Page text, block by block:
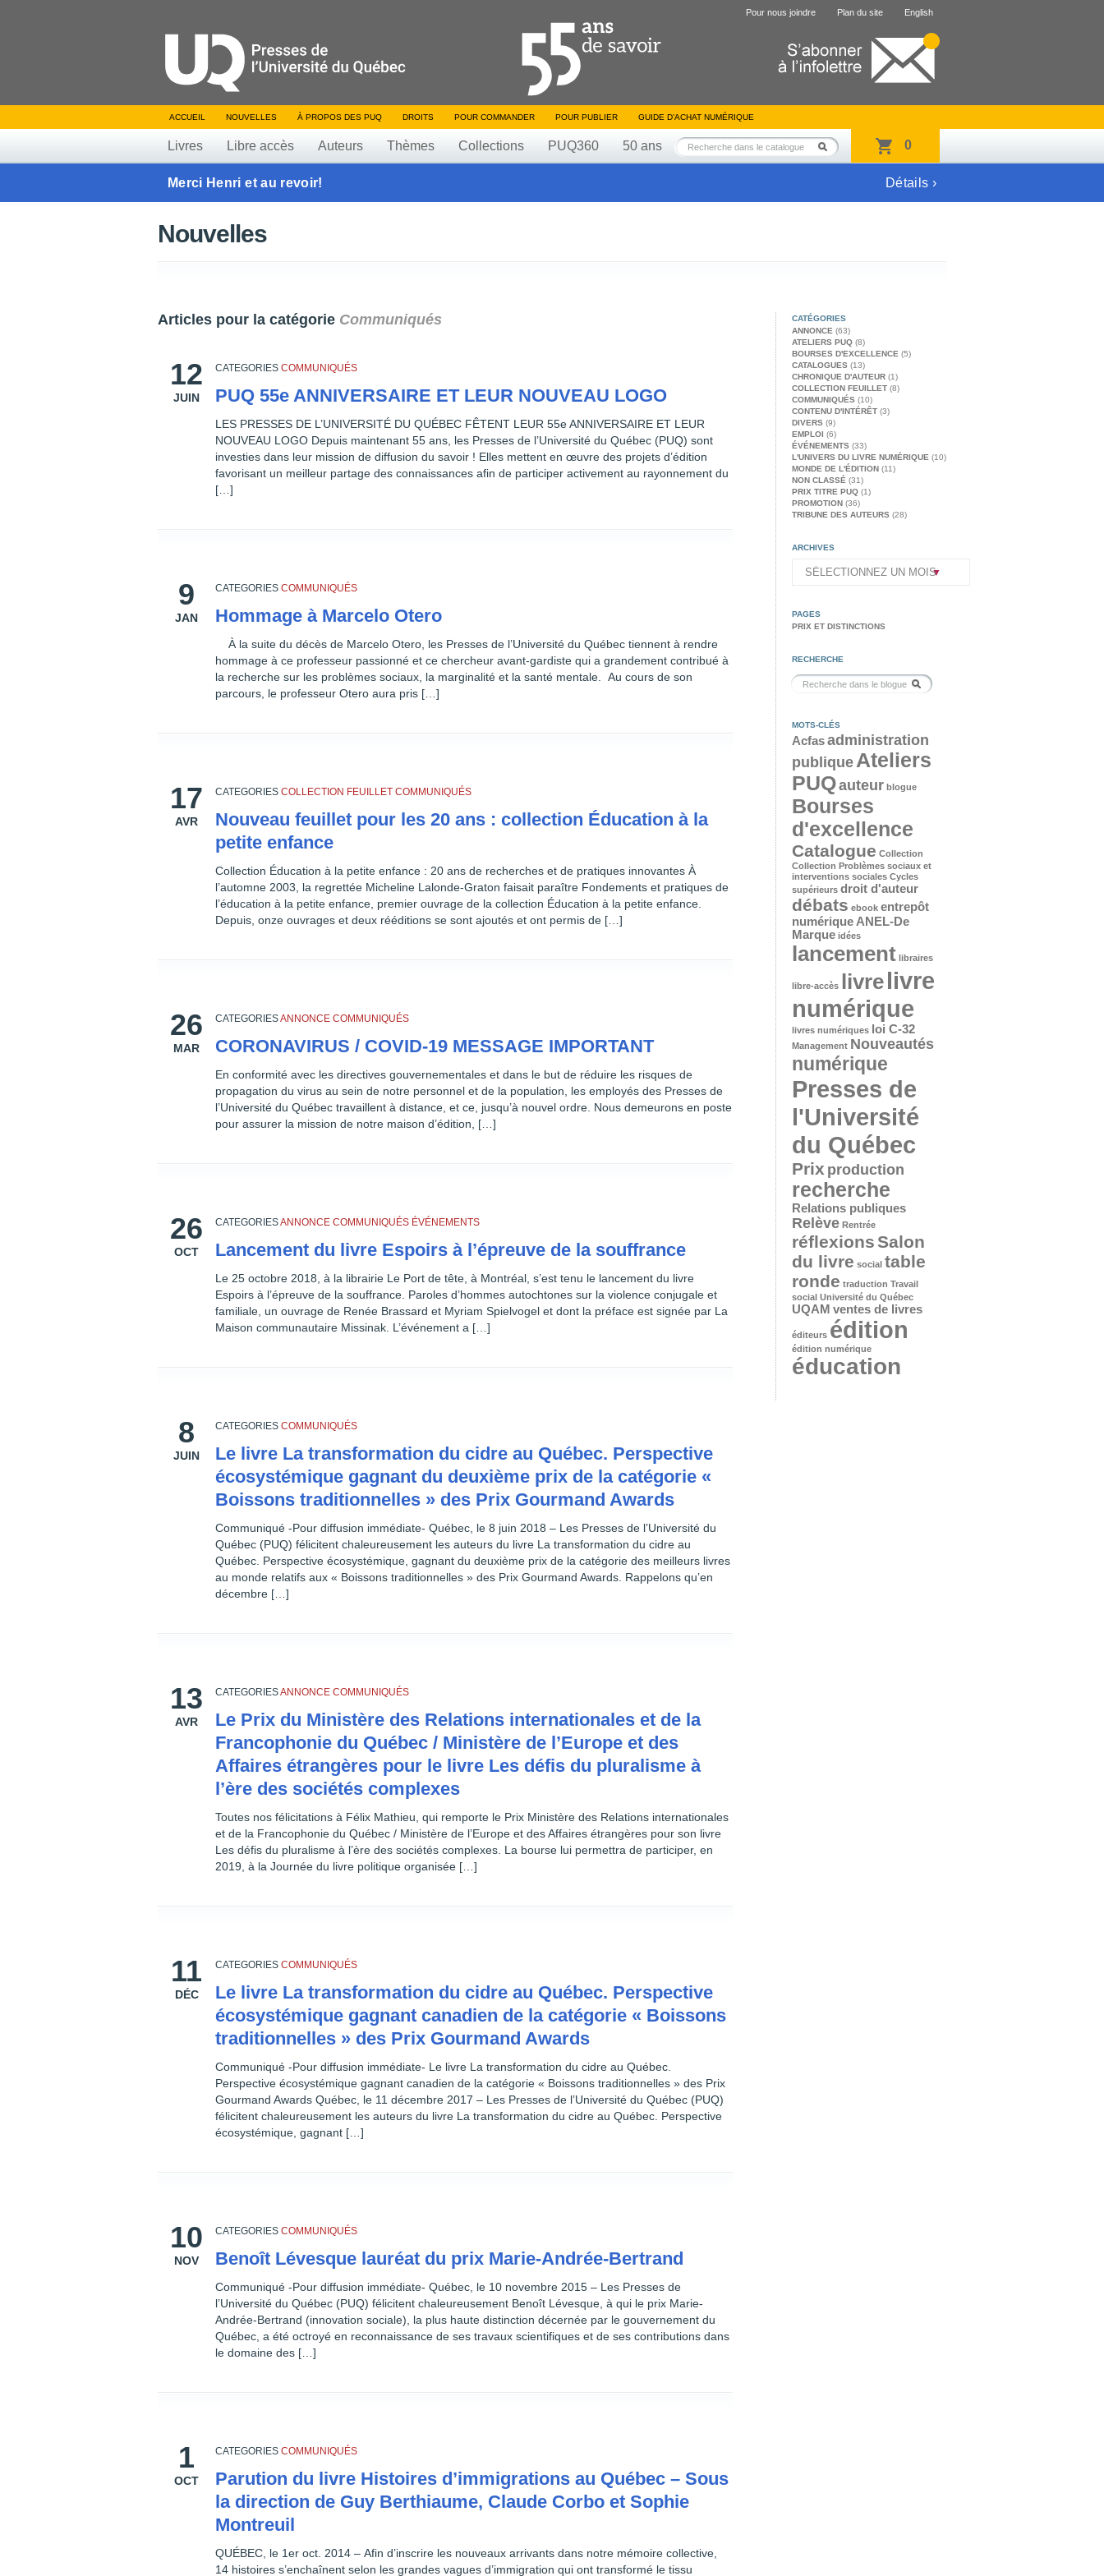
Pour nous joindre Plan du site English
ACCUEIL NOUVELLES À PROPOS DES PUQ DROITS POUR COMMANDER POUR PUBLIER GUIDE D’ACHAT NUMÉRIQUE
Livres Libre accès Auteurs Thèmes Collections PUQ360 50 ans 0
Merci Henri et au revoir! Détails ›
Nouvelles
Articles pour la catégorie Communiqués
12
JUIN
CATEGORIES COMMUNIQUÉS
PUQ 55e ANNIVERSAIRE ET LEUR NOUVEAU LOGO
LES PRESSES DE L’UNIVERSITÉ DU QUÉBEC FÊTENT LEUR 55e ANNIVERSAIRE ET LEUR
NOUVEAU LOGO Depuis maintenant 55 ans, les Presses de l’Université du Québec (PUQ) sont
investies dans leur mission de diffusion du savoir ! Elles mettent en œuvre des projets d’édition
favorisant un meilleur partage des connaissances afin de participer activement au rayonnement du
[…]
9
JAN
CATEGORIES COMMUNIQUÉS
Hommage à Marcelo Otero
À la suite du décès de Marcelo Otero, les Presses de l’Université du Québec tiennent à rendre
hommage à ce professeur passionné et ce chercheur avant-gardiste qui a grandement contribué à
la recherche sur les problèmes sociaux, la marginalité et la santé mentale. Au cours de son
parcours, le professeur Otero aura pris […]
17
AVR
CATEGORIES COLLECTION FEUILLET COMMUNIQUÉS
Nouveau feuillet pour les 20 ans : collection Éducation à la
petite enfance
Collection Éducation à la petite enfance : 20 ans de recherches et de pratiques innovantes À
l’automne 2003, la regrettée Micheline Lalonde-Graton faisait paraître Fondements et pratiques de
l’éducation à la petite enfance, premier ouvrage de la collection Éducation à la petite enfance.
Depuis, onze ouvrages et deux rééditions se sont ajoutés et ont permis de […]
26
MAR
CATEGORIESANNONCE COMMUNIQUÉS
CORONAVIRUS / COVID-19 MESSAGE IMPORTANT
En conformité avec les directives gouvernementales et dans le but de réduire les risques de
propagation du virus au sein de notre personnel et de la population, les employés des Presses de
l’Université du Québec travaillent à distance, et ce, jusqu’à nouvel ordre. Nous demeurons en poste
pour assurer la mission de notre maison d’édition, […]
26
OCT
CATEGORIESANNONCE COMMUNIQUÉS ÉVÉNEMENTS
Lancement du livre Espoirs à l’épreuve de la souffrance
Le 25 octobre 2018, à la librairie Le Port de tête, à Montréal, s’est tenu le lancement du livre
Espoirs à l’épreuve de la souffrance. Paroles d’hommes autochtones sur la violence conjugale et
familiale, un ouvrage de Renée Brassard et Myriam Spielvogel et dont la préface est signée par La
Maison communautaire Missinak. L’événement a […]
8
JUIN
CATEGORIES COMMUNIQUÉS
Le livre La transformation du cidre au Québec. Perspective
écosystémique gagnant du deuxième prix de la catégorie «
Boissons traditionnelles » des Prix Gourmand Awards
Communiqué -Pour diffusion immédiate- Québec, le 8 juin 2018 – Les Presses de l’Université du
Québec (PUQ) félicitent chaleureusement les auteurs du livre La transformation du cidre au
Québec. Perspective écosystémique, gagnant du deuxième prix de la catégorie des meilleurs livres
au monde relatifs aux « Boissons traditionnelles » des Prix Gourmand Awards. Rappelons qu’en
décembre […]
13
AVR
CATEGORIESANNONCE COMMUNIQUÉS
Le Prix du Ministère des Relations internationales et de la
Francophonie du Québec / Ministère de l’Europe et des
Affaires étrangères pour le livre Les défis du pluralisme à
l’ère des sociétés complexes
Toutes nos félicitations à Félix Mathieu, qui remporte le Prix Ministère des Relations internationales
et de la Francophonie du Québec / Ministère de l’Europe et des Affaires étrangères pour son livre
Les défis du pluralisme à l’ère des sociétés complexes. La bourse lui permettra de participer, en
2019, à la Journée du livre politique organisée […]
11
DÉC
CATEGORIES COMMUNIQUÉS
Le livre La transformation du cidre au Québec. Perspective
écosystémique gagnant canadien de la catégorie « Boissons
traditionnelles » des Prix Gourmand Awards
Communiqué -Pour diffusion immédiate- Le livre La transformation du cidre au Québec.
Perspective écosystémique gagnant canadien de la catégorie « Boissons traditionnelles » des Prix
Gourmand Awards Québec, le 11 décembre 2017 – Les Presses de l’Université du Québec (PUQ)
félicitent chaleureusement les auteurs du livre La transformation du cidre au Québec. Perspective
écosystémique, gagnant […]
10
NOV
CATEGORIES COMMUNIQUÉS
Benoît Lévesque lauréat du prix Marie-Andrée-Bertrand
Communiqué -Pour diffusion immédiate- Québec, le 10 novembre 2015 – Les Presses de
l’Université du Québec (PUQ) félicitent chaleureusement Benoît Lévesque, à qui le prix Marie-
Andrée-Bertrand (innovation sociale), la plus haute distinction décernée par le gouvernement du
Québec, a été octroyé en reconnaissance de ses travaux scientifiques et de ses contributions dans
le domaine des […]
1
OCT
CATEGORIES COMMUNIQUÉS
Parution du livre Histoires d’immigrations au Québec – Sous
la direction de Guy Berthiaume, Claude Corbo et Sophie
Montreuil
QUÉBEC, le 1er oct. 2014 – Afin d’inscrire les nouveaux arrivants dans notre mémoire collective,
14 histoires s’enchaînent selon les grandes vagues d’immigration qui ont transformé le tissu
CATÉGORIES
ANNONCE (63)
ATELIERS PUQ (8)
BOURSES D'EXCELLENCE (5)
CATALOGUES (13)
CHRONIQUE D'AUTEUR (1)
COLLECTION FEUILLET (8)
COMMUNIQUÉS (10)
CONTENU D'INTÉRÊT (3)
DIVERS (9)
EMPLOI (6)
ÉVÉNEMENTS (33)
L'UNIVERS DU LIVRE NUMÉRIQUE (10)
MONDE DE L'ÉDITION (11)
NON CLASSÉ (31)
PRIX TITRE PUQ (1)
PROMOTION (36)
TRIBUNE DES AUTEURS (28)
ARCHIVES
PAGES
PRIX ET DISTINCTIONS
RECHERCHE
MOTS-CLÉS
Acfasadministration
publique Ateliers
PUQauteur blogue
Bourses
d'excellence
Catalogue Collection
Collection Problèmes sociaux et
interventions sociales Cycles
supérieurs droit d'auteur
débats ebook entrepôt
numérique ANEL-De
Marque idées
lancement libraires
libre-accès livrelivre
numérique
livres numériques loi C-32
Management Nouveautés
numérique
Presses de
l'Université
du Québec
Prix production
recherche
Relations publiques
Relève Rentrée
réflexionsSalon
du livre social table
ronde traduction Travail
social Université du Québec
UQAM ventes de livres
éditeurs édition
édition numérique
éducation